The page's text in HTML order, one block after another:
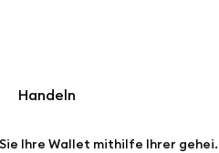
Handeln
Stellen Sie Ihre